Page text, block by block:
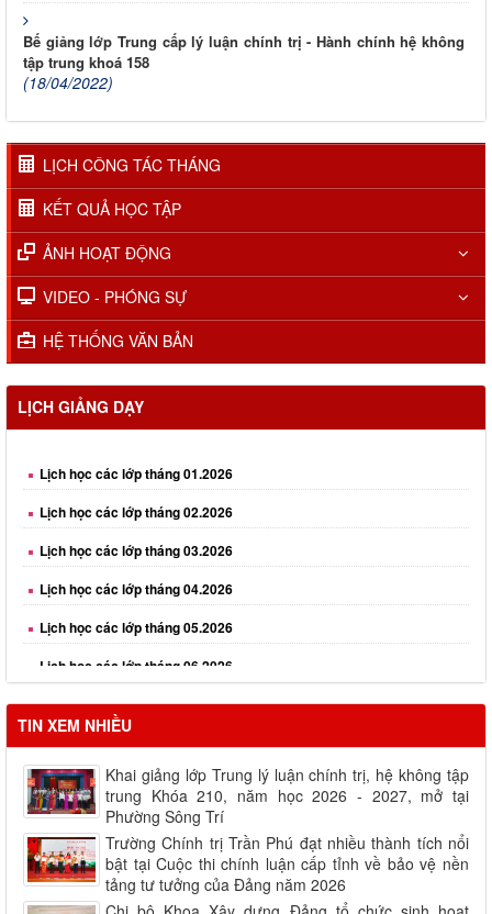
Bế giảng lớp Trung cấp lý luận chính trị - Hành chính hệ không
tập trung khoá 158
(18/04/2022)
LỊCH CÔNG TÁC THÁNG
KẾT QUẢ HỌC TẬP
ẢNH HOẠT ĐỘNG
VIDEO - PHÓNG SỰ
HỆ THỐNG VĂN BẢN
LỊCH GIẢNG DẠY
Lịch học các lớp tháng 02.2026
Lịch học các lớp tháng 03.2026
Lịch học các lớp tháng 04.2026
Lịch học các lớp tháng 05.2026
Lịch học các lớp tháng 06.2026
Lịch học các lớp tháng 08.2026
TIN XEM NHIỀU
Khai giảng lớp Trung lý luận chính trị, hệ không tập
trung Khóa 210, năm học 2026 - 2027, mở tại
Phường Sông Trí
Trường Chính trị Trần Phú đạt nhiều thành tích nổi
bật tại Cuộc thi chính luận cấp tỉnh về bảo vệ nền
tảng tư tưởng của Đảng năm 2026